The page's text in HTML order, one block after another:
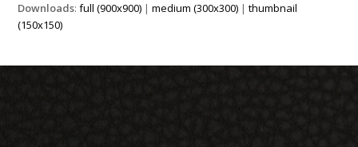
Downloads:full (900x900) |medium (300x300) |thumbnail
(150x150)